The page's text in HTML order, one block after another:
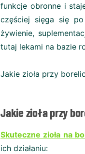
funkcje obronne i
częściej sięga się
żywienie,
tutaj lekami na bazie
Jakie zioła przy
Jakie zioła przy
Skuteczne zioła na
ich działaniu: